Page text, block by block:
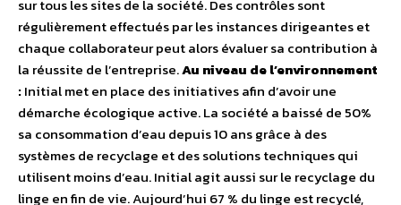
sur tous les sites de la société. Des contrôles sont
régulièrement effectués par les instances dirigeantes et
chaque collaborateur peut alors évaluer sa contribution à
la réussite de l’entreprise.Au niveau de l’environnement
:Initial met en place des initiatives afin d’avoir une
démarche écologique active. La société a baissé de 50%
sa consommation d’eau depuis 10 ans grâce à des
systèmes de recyclage et des solutions techniques qui
utilisent moins d’eau. Initial agit aussi sur le recyclage du
linge en fin de vie. Aujourd’hui 67 % du linge est recyclé,